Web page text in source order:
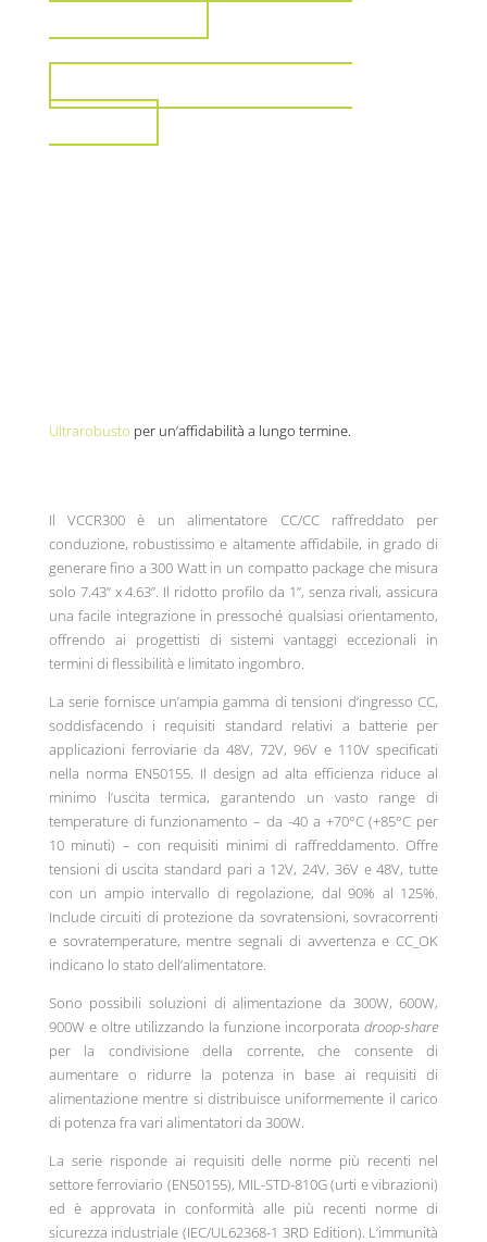
Ultrarobusto per un’affidabilità a lungo termine.
Il VCCR300 è un alimentatore CC/CC raffreddato per
conduzione, robustissimo e altamente affidabile, in grado di
generare fino a 300 Watt in un compatto package che misura
solo 7.43”x 4.63” . Il ridotto profilo da 1”, senza rivali, assicura
una facile integrazione in pressoché qualsiasi orientamento,
offrendo ai progettisti di sistemi vantaggi eccezionali in
termini di flessibilità e limitato ingombro.
La serie fornisce un’ampia gamma di tensioni d’ingresso CC,
soddisfacendo i requisiti standard relativi a batterie per
applicazioni ferroviarie da 48V, 72V, 96V e 110V specificati
nella norma EN50155. Il design ad alta efficienza riduce al
minimo l’uscita termica, garantendo un vasto range di
temperature di funzionamento – da -40 a +70°C (+85°C per
10 minuti) – con requisiti minimi di raffreddamento. Offre
tensioni di uscita standard pari a 12V, 24V, 36V e 48V, tutte
con un ampio intervallo di regolazione, dal 90% al 125%.
Include circuiti di protezione da sovratensioni, sovracorrenti
e sovratemperature, mentre segnali di avvertenza e CC_OK
indicano lo stato dell’alimentatore.
Sono possibili soluzioni di alimentazione da 300W, 600W,
900W e oltre utilizzando la funzione incorporatadroop-share
per la condivisione della corrente, che consente di
aumentare o ridurre la potenza in base ai requisiti di
alimentazione mentre si distribuisce uniformemente il carico
di potenza fra vari alimentatori da 300W.
La serie risponde ai requisiti delle norme più recenti nel
settore ferroviario (EN50155), MIL-STD-810G (urti e vibrazioni)
ed è approvata in conformità alle più recenti norme di
sicurezza industriale (IEC/UL62368-1 3RD Edition). L’immunità